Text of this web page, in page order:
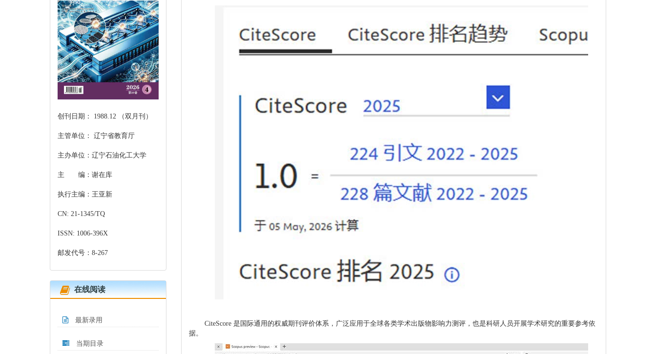
CiteScore 是国际通用的权威期刊评价体系，广泛应用于全球各类学术出版物影响力测评，也是科研人员开展学术研究的重要参考依
据。
创刊日期： 1988.12 （双月刊）
主管单位： 辽宁省教育厅
主办单位：辽宁石油化工大学
主 编：谢在库
执行主编：王亚新
CN: 21-1345/TQ
ISSN: 1006-396X
邮发代号：8-267
在线阅读
最新录用
当期目录